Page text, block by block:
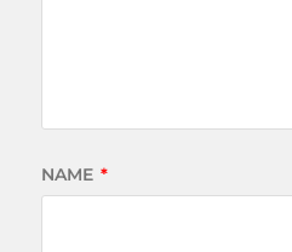
NAME *